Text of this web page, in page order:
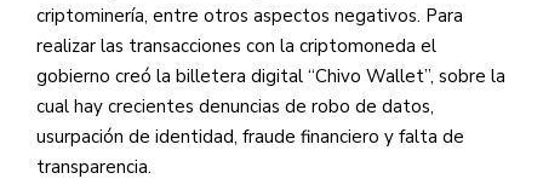
criptominería, entre otros aspectos negativos. Para
realizar las transacciones con la criptomoneda el
gobierno creó la billetera digital “Chivo Wallet”, sobre la
cual hay crecientes denuncias de robo de datos,
usurpación de identidad, fraude financiero y falta de
transparencia.